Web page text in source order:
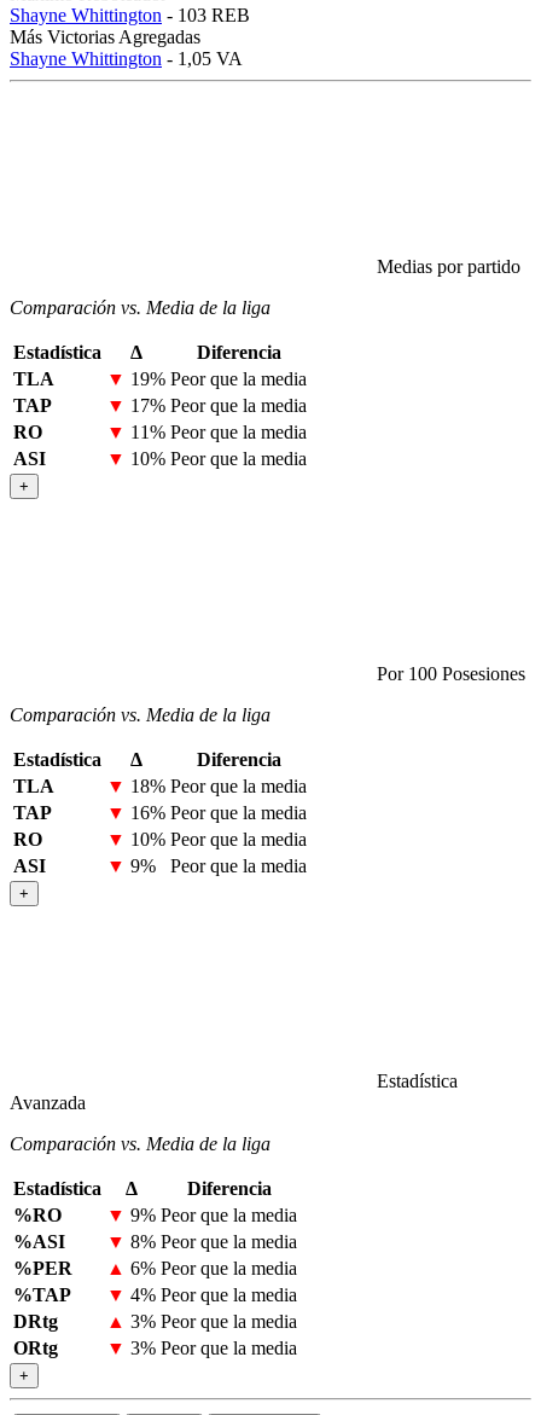
Shayne Whittington - 103 REB
Más Victorias Agregadas
Shayne Whittington - 1,05 VA
Medias por partido
Comparación vs. Media de la liga
Estadística Δ
Diferencia
TLA
▼ 19% Peor que la media
TAP
▼ 17% Peor que la media
RO
▼ 11% Peor que la media
ASI
▼ 10% Peor que la media
+
Por 100 Posesiones
Comparación vs. Media de la liga
Estadística Δ
Diferencia
TLA
▼ 18% Peor que la media
TAP
▼ 16% Peor que la media
RO
▼ 10% Peor que la media
ASI
▼ 9% Peor que la media
+
Estadística
Avanzada
Comparación vs. Media de la liga
Estadística Δ
Diferencia
%RO
▼ 9% Peor que la media
%ASI
▼ 8% Peor que la media
%PER
▲ 6% Peor que la media
%TAP
▼ 4% Peor que la media
DRtg
▲ 3% Peor que la media
ORtg
▼ 3% Peor que la media
+